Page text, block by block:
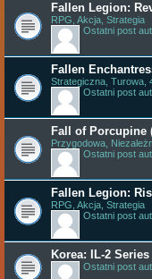
Fallen Legion:
RPG, Akcja, Strategia
Ostatni post
Fallen
Strategiczna, Turowa,
Ostatni post
Fall of Porcupine
Przygodowa,
Ostatni post
Fallen Legion:
RPG, Akcja, Strategia
Ostatni post
Korea: IL-2 Series
Ostatni post